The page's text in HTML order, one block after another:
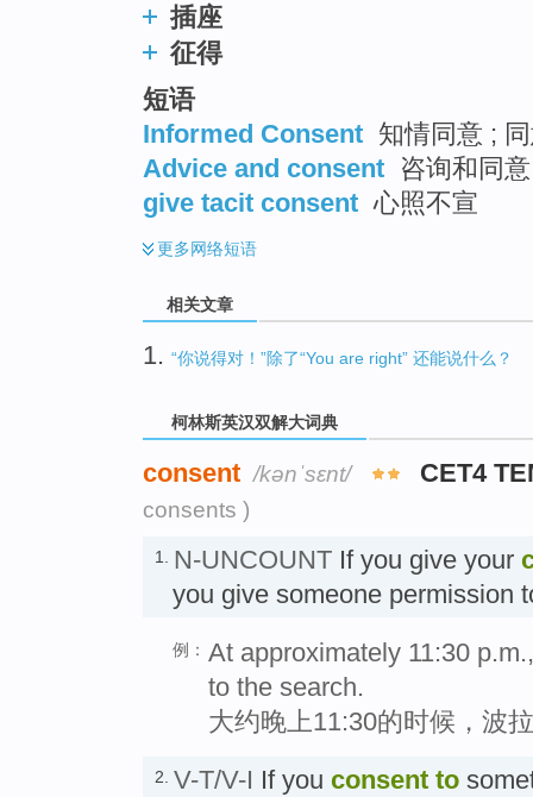
插座
征得
短语
Informed Consent 知情同意 ;
Advice and consent 咨询和同意
give tacit consent 心照不宣
更多网络短语
相关文章
1. “你说得对！”除了“You are right” 还能说什么？
柯林斯英汉双解大词典
consent /kənˈsɛnt/ CET4
consents )
1. N-UNCOUNT If you give your
you give someone permission
例： At approximately 11:30
to the search.
大约晚上11:30的时候，波
2. V-T/V-I If you consent to